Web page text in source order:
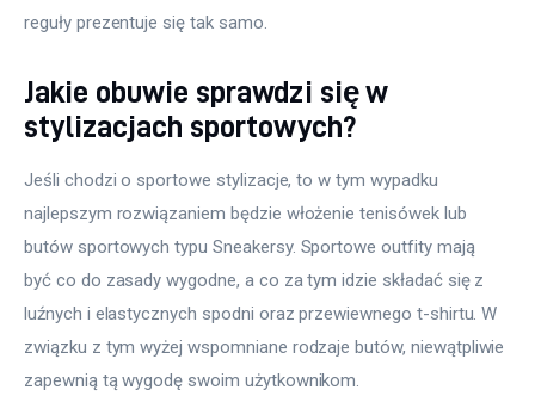
reguły prezentuje się tak samo.
Jakie obuwie sprawdzi się w
stylizacjach sportowych?
Jeśli chodzi o sportowe stylizacje, to w tym wypadku
najlepszym rozwiązaniem będzie włożenie tenisówek lub
butów sportowych typu Sneakersy. Sportowe outfity mają
być co do zasady wygodne, a co za tym idzie składać się z
luźnych i elastycznych spodni oraz przewiewnego t-shirtu. W
związku z tym wyżej wspomniane rodzaje butów, niewątpliwie
zapewnią tą wygodę swoim użytkownikom.